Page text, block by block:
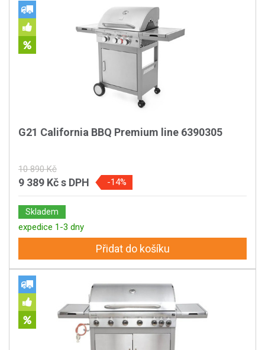
G21 California BBQ Premium line 6390305
10 890 Kč
9 389 Kčs DPH -14%
Skladem
expedice 1-3 dny
Přidat do košíku